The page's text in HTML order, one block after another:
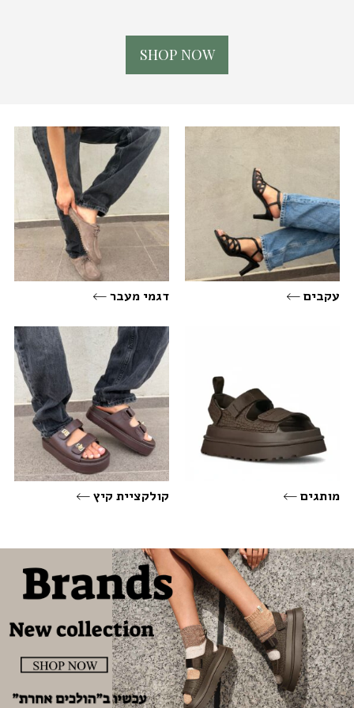
SHOP NOW
עקבים דגמי מעבר
מותגים קולקציית קיץ